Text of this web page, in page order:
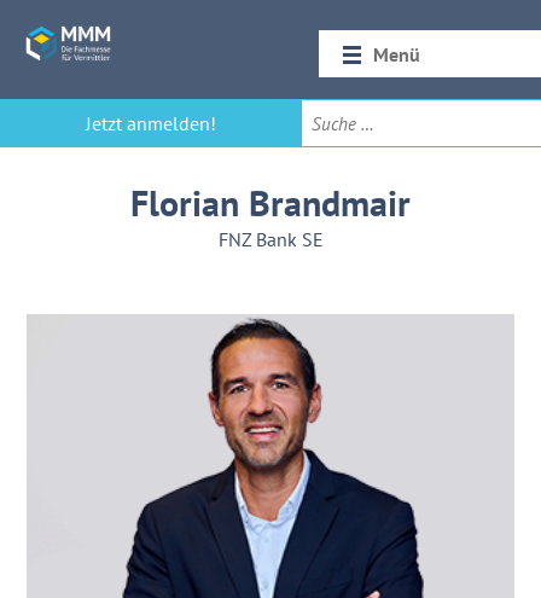
Menü
Startseite
Rückblick 2026
Jetzt anmelden!
Florian Brandmair
FNZ Bank SE